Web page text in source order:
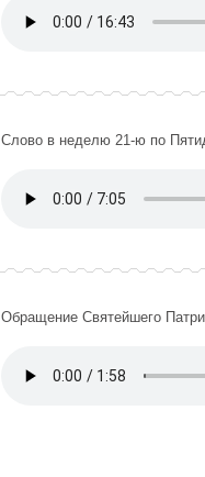
Слово в неделю 21-ю по
Обращение Святейшего